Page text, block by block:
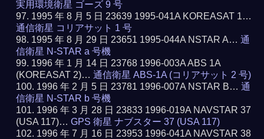
実用環境衛星 ゴーズ 9 号
1995 年 8 月 5 日 23639 1995-041A KOREASAT 1…
通信衛星 コリアサット 1 号
1995 年 8 月 29 日 23651 1995-044A NSTAR A…通
信衛星 N-STAR a 号機
1996 年 1 月 14 日 23768 1996-003A ABS 1A
(KOREASAT 2)…通信衛星 ABS-1A (コリアサット 2 号)
1996 年 2 月 5 日 23781 1996-007A NSTAR B…通
信衛星 N-STAR b 号機
1996 年 3 月 28 日 23833 1996-019A NAVSTAR 37
(USA 117)…GPS 衛星 ナブスター 37 (USA 117)
1996 年 7 月 16 日 23953 1996-041A NAVSTAR 38